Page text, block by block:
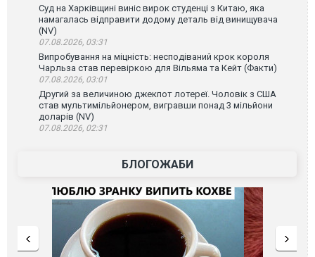
Суд на Харківщині виніс вирок студенці з Китаю, яка
намагалась відправити додому деталь від винищувача
(NV)
07.08.2026, 03:31
Випробування на міцність: несподіваний крок короля
Чарльза став перевіркою для Вільяма та Кейт (Факти)
07.08.2026, 03:01
Другий за величиною джекпот лотереї. Чоловік з США
став мультимільйонером, вигравши понад 3 мільйони
доларів (NV)
07.08.2026, 02:31
БЛОГОЖАБИ